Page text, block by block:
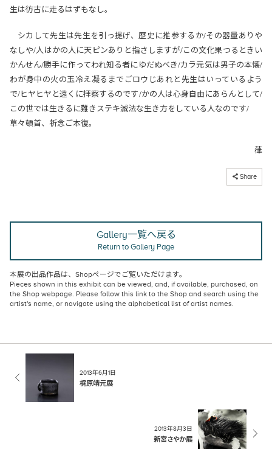
生は彷古に走るはずもなし。
シカして先生は先生を引っ提げ、歴史に推参するか/その器量ありや
なしや/人はかの人に天ピンありと指さしますが/この文化果つるときい
かんせん/勝手に作ってわれ知る者にゆだぬべき/カラ元気は男子の本懐/
わが身中の火の玉冷え凝るまでごロウじあれと先生はいっているよう
で/ヒヤヒヤと遠くに拝察するのです/かの人は心身自由にあらんとして/
この世では生きるに難きステキ滅法な生き方をしている人なのです/
草々頓首、祈念ご本復。
葎
Share
コピーしました
Gallery一覧へ戻る
Return to Gallery Page
本展の出品作品は、 Shopページでご覧いただけます。
Pieces shown in this exhibit can be viewed, and, if available, purchased, on
the Shop webpage. Please follow this link to the Shop and search using the
artist's name, or navigate using the alphabetical list of artist names.
2013年6月1日
梶原靖元展
2013年8月3日
新宮さやか展